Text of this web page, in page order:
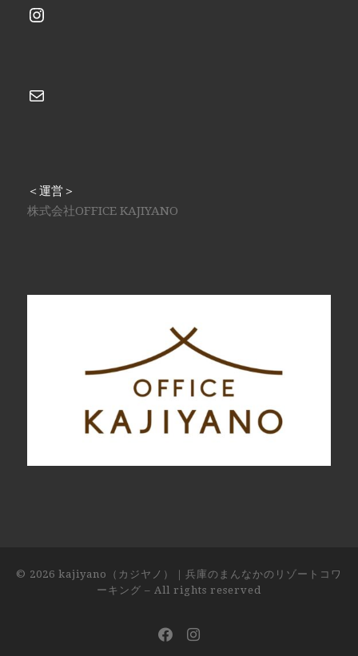
Instagram
メール
＜運営＞
株式会社OFFICE KAJIYANO
© 2026 kajiyano（カジヤノ）｜兵庫のまんなかのリゾートコワ
ーキング – All rights reserved